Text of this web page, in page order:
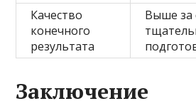
Качество
конечного
результата
Выше за
Заключение